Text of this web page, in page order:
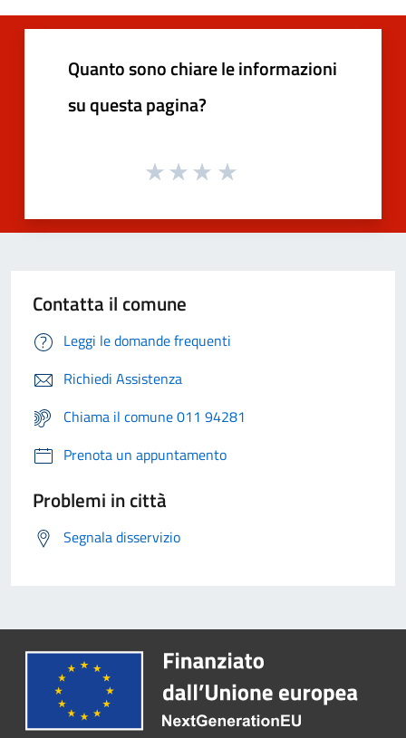
Quanto sono chiare le informazioni
su questa pagina?
Contatta il comune
Leggi le domande frequenti
Richiedi Assistenza
Chiama il comune 011 94281
Prenota un appuntamento
Problemi in città
Segnala disservizio